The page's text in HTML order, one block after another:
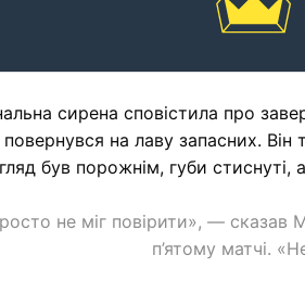
сирена сповістила про
повернувся на лаву запасних.
був порожнім, губи стиснуті,
не міг повірити», — сказав
п’ятому матчі.